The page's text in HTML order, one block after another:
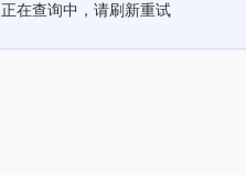
正在查询中，请刷新重试